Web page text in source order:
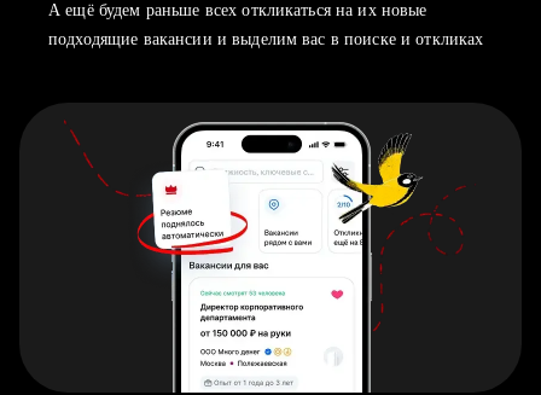
А ещё будем раньше всех откликаться на их новые
подходящие вакансии и выделим вас в поиске и откликах